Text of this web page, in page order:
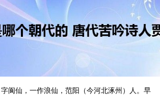
阆仙，一作浪仙，范阳（今河北涿州）人。早